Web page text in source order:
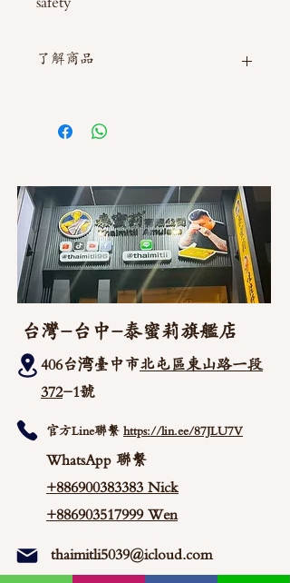
了解商品
台灣-台中-泰蜜莉旗艦店
406台湾臺中市北屯區東山路一段
372-1號
官方Line聯繫 https://lin.ee/87JLU7V
WhatsApp 聯繫
+886900383383 Nick
+886903517999 Wen
thaimitli5039@icloud.com